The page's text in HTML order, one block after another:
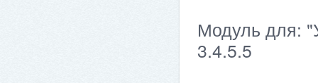
Модуль для:
3.4.5.5